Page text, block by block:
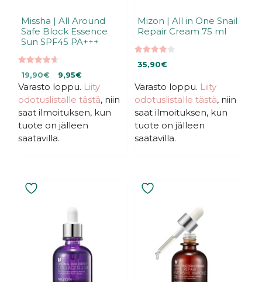
Missha | All Around
Safe Block Essence
Sun SPF45 PA+++
5:stä
Alkuperäinen
hinta
oli:
19,90€.
19,90€Nykyinen
hinta
on:
19,90€.
9,95€
Varasto loppu. Liity
odotuslistalle tästä, niin
saat ilmoituksen, kun
tuote on jälleen
saatavilla.
Mizon | All in One Snail
Repair Cream 75 ml
5:stä
35,90€
Varasto loppu. Liity
odotuslistalle tästä, niin
saat ilmoituksen, kun
tuote on jälleen
saatavilla.